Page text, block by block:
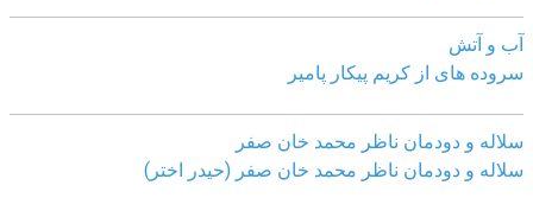
آب و آتش
سروده های از کریم پیکار پامیر
سلاله و دودمان ناظر محمد خان صفر
سلاله و دودمان ناظر محمد خان صفر (حیدر اختر)